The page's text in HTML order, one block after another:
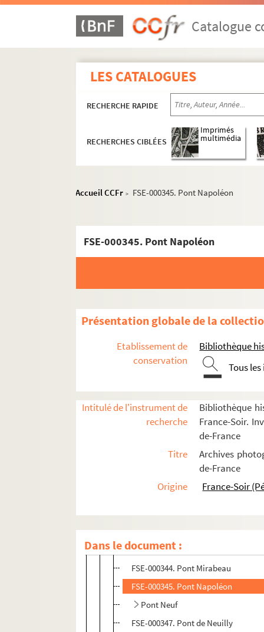
Catalogue
LES CATALOGUES
RECHERCHE RAPIDE
RECHERCHES CIBLÉES
Imprimés
multimédia
Accueil CCFr > FSE-000345. Pont Napoléon
FSE-000345. Pont Napoléon
Présentation globale de la
Etablissement de
conservation
Bibliothèque
Tous
Intitulé de l'instrument de
recherche
Bibliothèque
France-Soir.
de-France
Titre
Archives
de-France
Origine
France-Soir
Dans le document :
Paris
Rues
La Seine
Passerelles et ponts
FSE-000327. Pont d'Arcole
Pont des Arts
FSE-000331. Pont de Bezon
Pont du Carrousel
FSE-000333. Pont de Charenton
Pont Charles-de-Gaulle
FSE-000336. Pont de Clichy
FSE-000337. Pont de la Concorde
FSE-000338. Pont de Courbevoie
FSE-000339. Pont au Double
Pont de Grenelle
FSE-000342. Pont d'Iena
FSC-000112. Pont Marie
FSE-000343. Pont Massena
FSE-000344. Pont Mirabeau
FSE-000345. Pont Napoléon
Pont Neuf
FSE-000347. Pont de Neuilly